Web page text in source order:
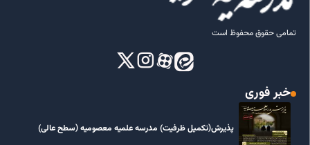
تمامی حقوق محفوظ است
خبر فوری
پذیرش(تکمیل ظرفیت) مدرسه علمیه معصومیه‌ (سطح عالی)